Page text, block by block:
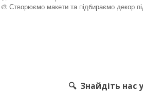
🎨 Створюємо макети та підбираємо декор
🔍 Знайдіть нас